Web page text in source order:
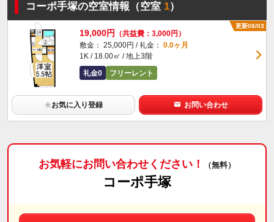
コーポ手塚の空室情報（空室1）
更新08/03
19,000円
（共益費：3,000円）
敷金： 25,000円 / 礼金： 0.0ヶ月
1K / 18.00㎡ / 地上3階
礼金0
フリーレント
★お気に入り登録 お問い合わせ
お気軽にお問い合わせください！ （無料）
コーポ手塚